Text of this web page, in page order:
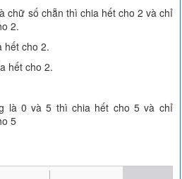
chữ số chẵn thì chia hết cho 2 và chỉ
2.
hết cho 2.
hết cho 2.
là 0 và 5 thì chia hết cho 5 và chỉ
5